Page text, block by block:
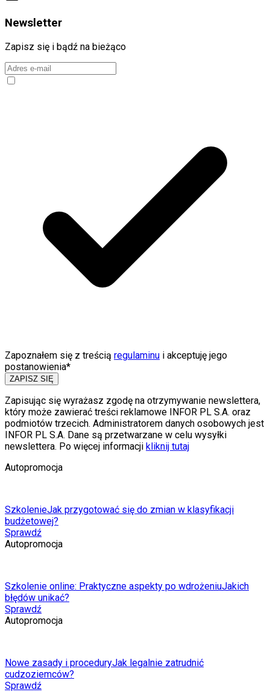
Newsletter
Zapisz się i bądź na bieżąco
Zapoznałem się z treścią regulaminu i akceptuję jego
postanowienia*
ZAPISZ SIĘ
Zapisując się wyrażasz zgodę na otrzymywanie newslettera,
który może zawierać treści reklamowe INFOR PL S.A. oraz
podmiotów trzecich. Administratorem danych osobowych jest
INFOR PL S.A. Dane są przetwarzane w celu wysyłki
newslettera. Po więcej informacji kliknij tutaj
Autopromocja
SzkolenieJak przygotować się do zmian w klasyfikacji
budżetowej?
Sprawdź
Autopromocja
Szkolenie online: Praktyczne aspekty po wdrożeniuJakich
błędów unikać?
Sprawdź
Autopromocja
Nowe zasady i proceduryJak legalnie zatrudnić
cudzoziemców?
Sprawdź